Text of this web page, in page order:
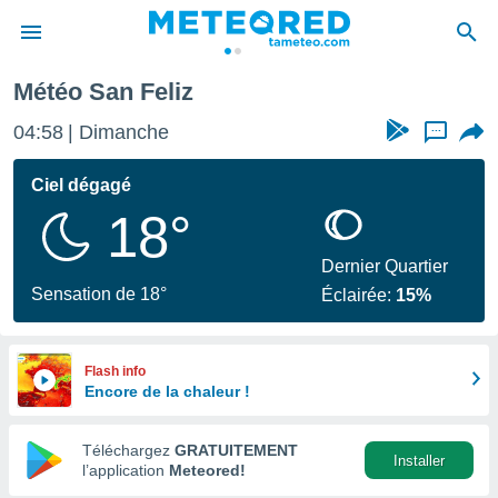
de
en
Météo San Feliz
04:58 Dimanche ...
Ciel dégagé
18°
Sensation de 18°
Dernier Quartier
Éclairée: 15%
Flash info
Encore de la chaleur !
Téléchargez GRATUITEMENT
l’application Meteored!
Installer